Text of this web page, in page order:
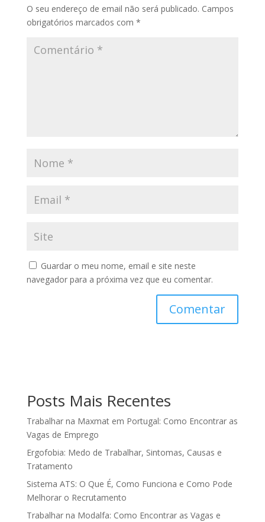
O seu endereço de email não será publicado. Campos
obrigatórios marcados com *
Guardar o meu nome, email e site neste
navegador para a próxima vez que eu comentar.
Posts Mais Recentes
Trabalhar na Maxmat em Portugal: Como Encontrar as
Vagas de Emprego
Ergofobia: Medo de Trabalhar, Sintomas, Causas e
Tratamento
Sistema ATS: O Que É, Como Funciona e Como Pode
Melhorar o Recrutamento
Trabalhar na Modalfa: Como Encontrar as Vagas e